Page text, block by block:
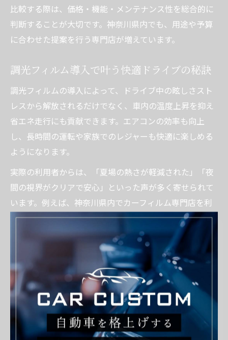
比較する際は、価格・機能・メンテナンス性を総合的に
判断することが大切です。神奈川県内でも、用途や予算
に合わせた提案を行う専門店が増えています。
調光フィルム導入で叶う快適ドライブの秘訣
調光フィルムの導入によって、ドライブ中の眩しさスト
レスから解放されるだけでなく、車内の温度上昇を抑え
省エネ走行にも貢献できます。エアコンの効率も向上
し、長時間の運転や家族でのレジャーも快適に楽しめる
ようになります。
実際の利用者からは、「夏場の熱さが軽減された」「夜
間の視界がクリアで安心」といった声が多く寄せられて
います。例えば、神奈川県内でカーフィルム専門店を利
用した場合、施工事例やアフターサポートも充実してい
るため、初心者の方でも安心して導入可能です。快適な
カーライフを実現するためには、信頼できる業者選びも
重要なポイントです。
カーフィルム施工時の調光機能の選び方
カーフィルムや調光フィルムを選ぶ際は、施工料金や性
能だけでなく、実際のライフスタイルや車種への適合性